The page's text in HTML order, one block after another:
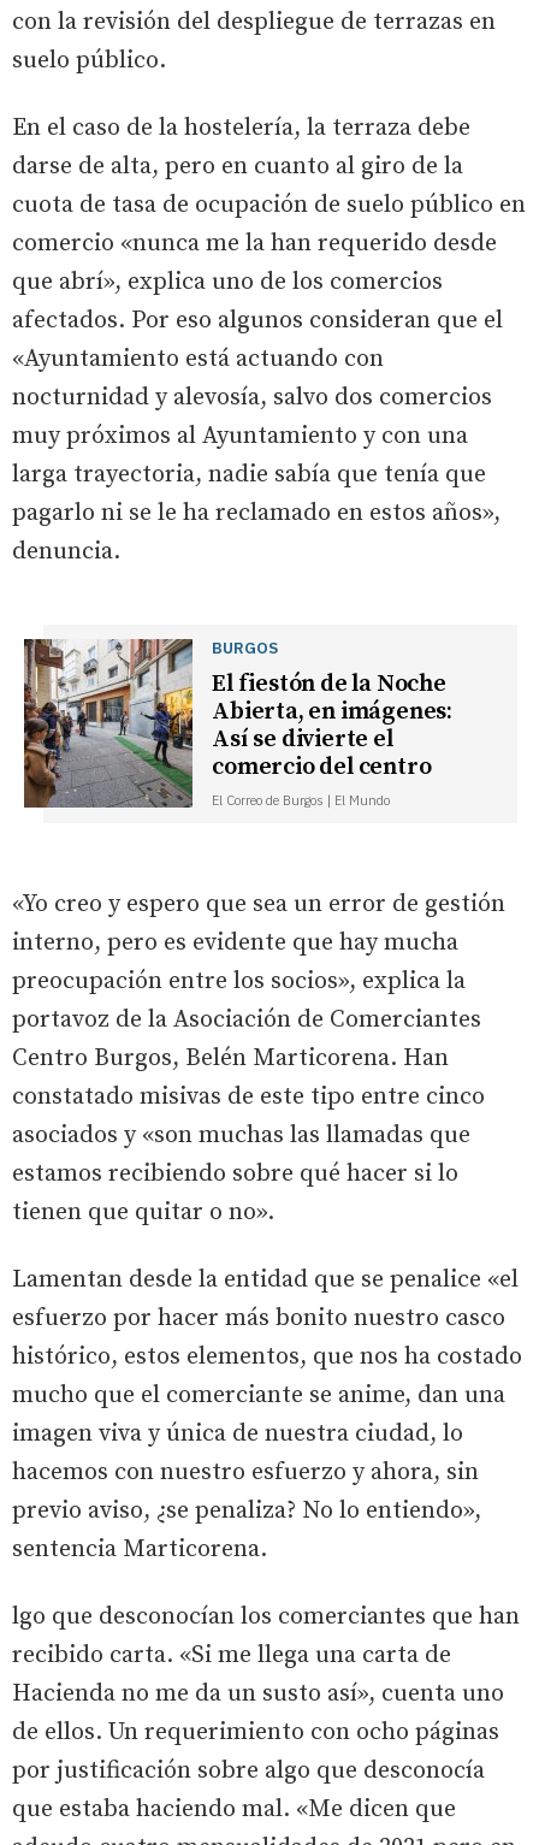
con la revisión del despliegue de terrazas en
suelo público.
En el caso de la hostelería, la terraza debe
darse de alta, pero en cuanto al giro de la
cuota de tasa de ocupación de suelo público en
comercio «nunca me la han requerido desde
que abrí», explica uno de los comercios
afectados. Por eso algunos consideran que el
«Ayuntamiento está actuando con
nocturnidad y alevosía, salvo dos comercios
muy próximos al Ayuntamiento y con una
larga trayectoria, nadie sabía que tenía que
pagarlo ni se le ha reclamado en estos años»,
denuncia.
BURGOS
El fiestón de la Noche
Abierta, en imágenes:
Así se divierte el
comercio del centro
El Correo de Burgos | El Mundo
«Yo creo y espero que sea un error de gestión
interno, pero es evidente que hay mucha
preocupación entre los socios», explica la
portavoz de la Asociación de Comerciantes
Centro Burgos, Belén Marticorena. Han
constatado misivas de este tipo entre cinco
asociados y «son muchas las llamadas que
estamos recibiendo sobre qué hacer si lo
tienen que quitar o no».
Lamentan desde la entidad que se penalice «el
esfuerzo por hacer más bonito nuestro casco
histórico, estos elementos, que nos ha costado
mucho que el comerciante se anime, dan una
imagen viva y única de nuestra ciudad, lo
hacemos con nuestro esfuerzo y ahora, sin
previo aviso, ¿se penaliza? No lo entiendo»,
sentencia Marticorena.
lgo que desconocían los comerciantes que han
recibido carta. «Si me llega una carta de
Hacienda no me da un susto así», cuenta uno
de ellos. Un requerimiento con ocho páginas
por justificación sobre algo que desconocía
que estaba haciendo mal. «Me dicen que